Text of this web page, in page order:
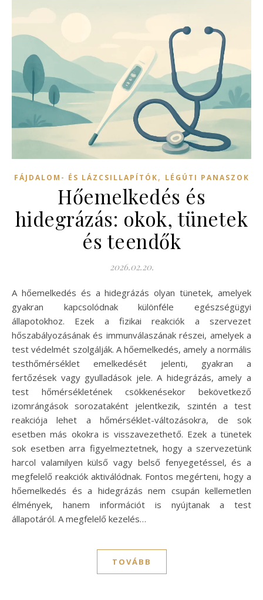
FÁJDALOM- ÉS LÁZCSILLAPÍTÓK, LÉGÚTI PANASZOK
Hőemelkedés és
hidegrázás: okok, tünetek
és teendők
2026.02.20.
A hőemelkedés és a hidegrázás olyan tünetek, amelyek
gyakran kapcsolódnak különféle egészségügyi
állapotokhoz. Ezek a fizikai reakciók a szervezet
hőszabályozásának és immunválaszának részei, amelyek a
test védelmét szolgálják. A hőemelkedés, amely a normális
testhőmérséklet emelkedését jelenti, gyakran a
fertőzések vagy gyulladások jele. A hidegrázás, amely a
test hőmérsékletének csökkenésekor bekövetkező
izomrángások sorozataként jelentkezik, szintén a test
reakciója lehet a hőmérséklet-változásokra, de sok
esetben más okokra is visszavezethető. Ezek a tünetek
sok esetben arra figyelmeztetnek, hogy a szervezetünk
harcol valamilyen külső vagy belső fenyegetéssel, és a
megfelelő reakciók aktiválódnak. Fontos megérteni, hogy a
hőemelkedés és a hidegrázás nem csupán kellemetlen
élmények, hanem információt is nyújtanak a test
állapotáról. A megfelelő kezelés…
TOVÁBB